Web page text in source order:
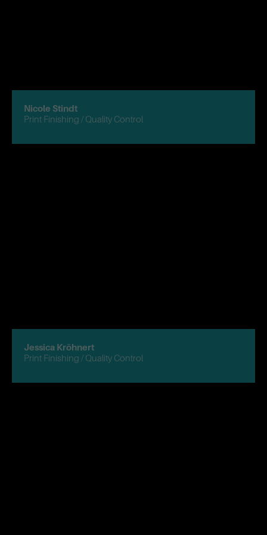
Nicole Stindt
Print Finishing / Quality Control
Jessica Kröhnert
Print Finishing / Quality Control